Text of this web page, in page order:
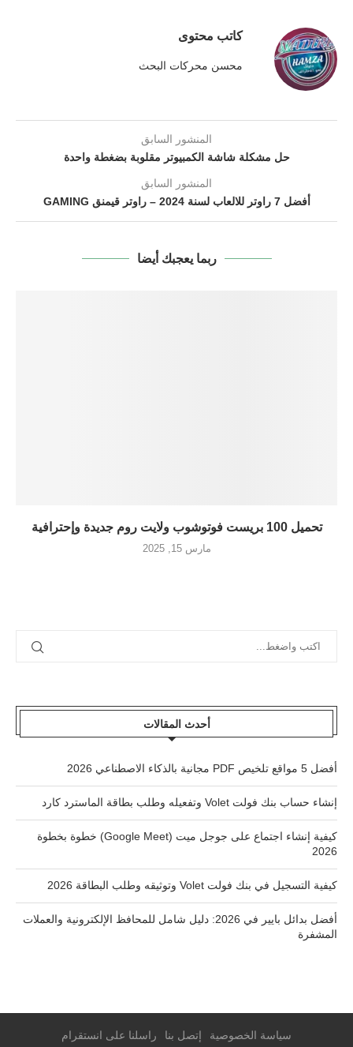
كاتب محتوى
محسن محركات البحث
المنشور السابق
حل مشكلة شاشة الكمبيوتر مقلوبة بضغطة واحدة
المنشور السابق
أفضل 7 راوتر للالعاب لسنة 2024 – راوتر قيمنق GAMING
ربما يعجبك أيضا
تحميل 100 بريست فوتوشوب ولايت روم جديدة وإحترافية
مارس 15, 2025
أحدث المقالات
أفضل 5 مواقع تلخيص PDF مجانية بالذكاء الاصطناعي 2026
إنشاء حساب بنك فولت Volet وتفعيله وطلب بطاقة الماسترد كارد
كيفية إنشاء اجتماع على جوجل ميت (Google Meet) خطوة بخطوة
2026
كيفية التسجيل في بنك فولت Volet وتوثيقه وطلب البطاقة 2026
أفضل بدائل بايير في 2026: دليل شامل للمحافظ الإلكترونية والعملات
المشفرة
سياسة الخصوصية إتصل بنا
راسلنا على انستقرام